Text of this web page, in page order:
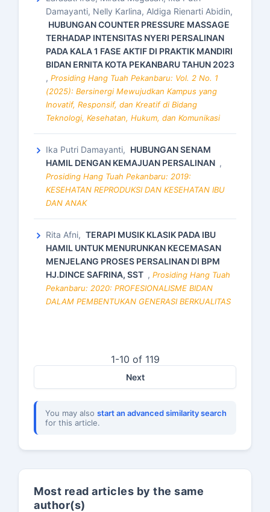
Damayanti, Nelly Karlina, Aldiga Rienarti Abidin,
HUBUNGAN COUNTER PRESSURE MASSAGE
TERHADAP INTENSITAS NYERI PERSALINAN
PADA KALA 1 FASE AKTIF DI PRAKTIK MANDIRI
BIDAN ERNITA KOTA PEKANBARU TAHUN 2023
, Prosiding Hang Tuah Pekanbaru: Vol. 2 No. 1
(2025): Bersinergi Mewujudkan Kampus yang
Inovatif, Responsif, dan Kreatif di Bidang
Teknologi, Kesehatan, Hukum, dan Komunikasi
Ika Putri Damayanti, HUBUNGAN SENAM
HAMIL DENGAN KEMAJUAN PERSALINAN ,
Prosiding Hang Tuah Pekanbaru: 2019:
KESEHATAN REPRODUKSI DAN KESEHATAN IBU
DAN ANAK
Rita Afni, TERAPI MUSIK KLASIK PADA IBU
HAMIL UNTUK MENURUNKAN KECEMASAN
MENJELANG PROSES PERSALINAN DI BPM
HJ.DINCE SAFRINA, SST , Prosiding Hang Tuah
Pekanbaru: 2020: PROFESIONALISME BIDAN
DALAM PEMBENTUKAN GENERASI BERKUALITAS
1-10 of 119
Next
You may also start an advanced similarity search
for this article.
Most read articles by the same
author(s)